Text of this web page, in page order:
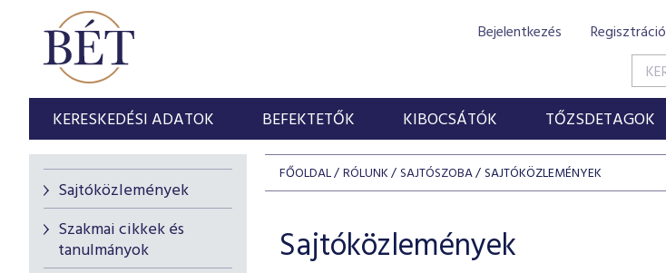
Bejelentkezés Regisztráció
KERESKEDÉSI ADATOK BEFEKTETŐK KIBOCSÁTÓK TŐZSDETAGOK
Sajtóközlemények
Szakmai cikkek és
tanulmányok
FŐOLDAL RÓLUNK SAJTÓSZOBA SAJTÓKÖZLEMÉNYEK
Sajtóközlemények